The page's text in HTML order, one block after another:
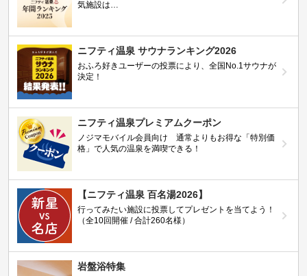
気施設は…
ニフティ温泉 サウナランキング2026
おふろ好きユーザーの投票により、全国No.1サウナが
決定！
ニフティ温泉プレミアムクーポン
ノジマモバイル会員向け 通常よりもお得な「特別価
格」で人気の温泉を満喫できる！
【ニフティ温泉 百名湯2026】
行ってみたい施設に投票してプレゼントを当てよう！
（全10回開催 / 合計260名様）
岩盤浴特集